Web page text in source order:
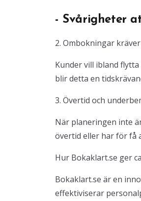
- Svårigheter
2. Ombokningar
Kunder vill ibland
blir detta en
3. Övertid och
När planeringen inte
övertid eller har för få
Hur Bokaklart.se ger
Bokaklart.se är en
effektiviserar